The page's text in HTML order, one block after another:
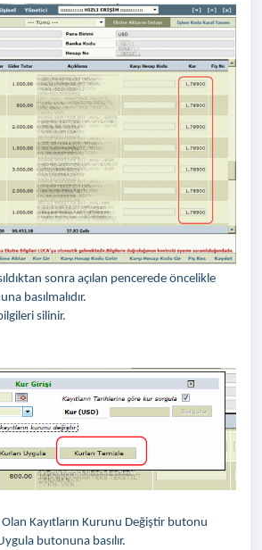
sonra açılan pencerede öncelikle
basılmalıdır.
silinir.
Olan Kayıtların Kurunu Değiştir butonu
butonuna basılır.